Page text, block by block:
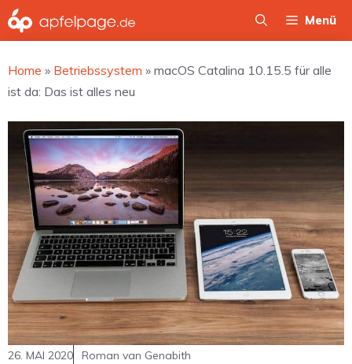
Zum
Inhalt
Menü
Home » Betriebssystem » macOS Catalina 10.15.5 für alle
ist da: Das ist alles neu
26. MAI 2020 Roman van Genabith